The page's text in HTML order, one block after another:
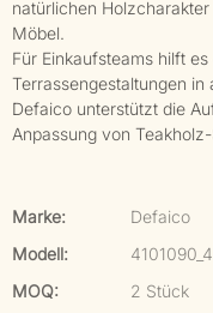
natürlichen
Möbel.
Für Einkaufsteams hilft
Terrassengestaltungen in
Defaico unterstützt die
Anpassung von
Marke:
Defaico
Modell:
4101090_4
MOQ:
2 Stück